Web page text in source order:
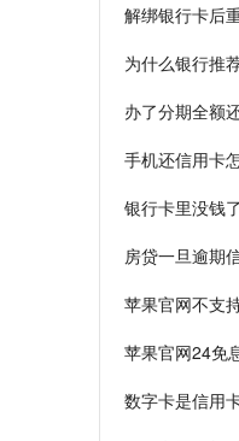
解绑银行卡后
为什么银行推
办了分期全额
手机还信用卡
银行卡里没钱
房贷一旦逾期
苹果官网不支
苹果官网24免
数字卡是信用